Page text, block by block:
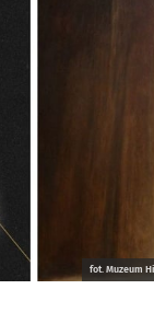
fot. Muzeum